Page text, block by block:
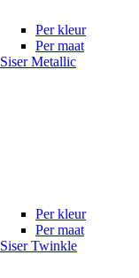
Per kleur
Per maat
Siser Metallic
Per kleur
Per maat
Siser Twinkle